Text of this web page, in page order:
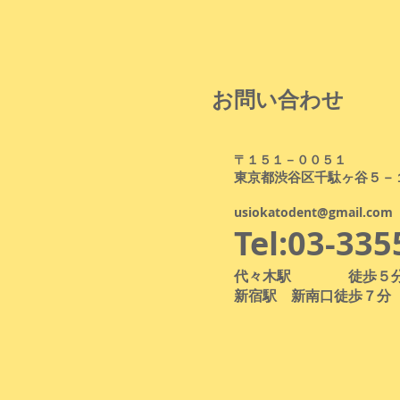
お問い合わせ
〒１５１－００５１
東京都渋谷区千駄ヶ谷５－
usiokatodent@gmail.com
Tel:03-
代々木駅 徒歩５
新宿駅 新南口徒歩７分